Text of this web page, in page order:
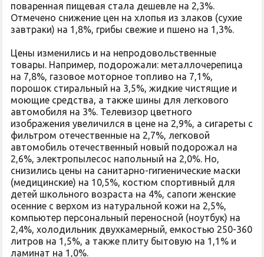
поваренная пищевая стала дешевле на 2,3%.
Отмечено снижение цен на хлопья из злаков (сухие
завтраки) на 1,8%, грибы свежие и пшено на 1,3%.
Цены изменились и на непродовольственные
товары. Например, подорожали: металлочерепица
на 7,8%, газовое моторное топливо на 7,1%,
порошок стиральный на 3,5%, жидкие чистящие и
моющие средства, а также шины для легкового
автомобиля на 3%. Телевизор цветного
изображения увеличился в цене на 2,9%, а сигареты с
фильтром отечественные на 2,7%, легковой
автомобиль отечественный новый подорожал на
2,6%, электропылесос напольный на 2,0%. Но,
снизились цены на санитарно-гигиенические маски
(медицинские) на 10,5%, костюм спортивный для
детей школьного возраста на 4%, сапоги женские
осенние с верхом из натуральной кожи на 2,5%,
компьютер персональный переносной (ноутбук) на
2,4%, холодильник двухкамерный, емкостью 250-360
литров на 1,5%, а также плиту бытовую на 1,1% и
ламинат на 1,0%.